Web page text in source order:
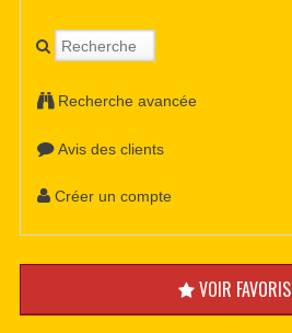
Recherche avancée
Avis des clients
Créer un compte
VOIR FAVORIS